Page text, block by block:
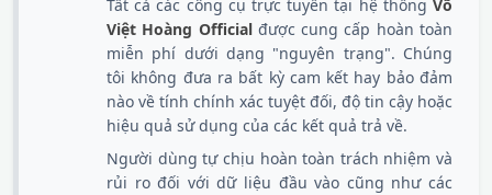
Tất cả các công cụ trực tuyến tại hệ thống Võ
Việt Hoàng Officialđược cung cấp hoàn toàn
miễn phí dưới dạng "nguyên trạng". Chúng
tôi không đưa ra bất kỳ cam kết hay bảo đảm
nào về tính chính xác tuyệt đối, độ tin cậy hoặc
hiệu quả sử dụng của các kết quả trả về.
Người dùng tự chịu hoàn toàn trách nhiệm và
rủi ro đối với dữ liệu đầu vào cũng như các